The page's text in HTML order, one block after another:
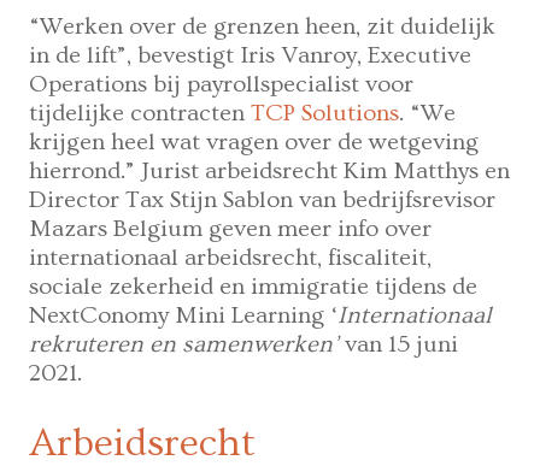
“Werken over de grenzen heen, zit duidelijk
in de lift”, bevestigt Iris Vanroy, Executive
Operations bij payrollspecialist voor
tijdelijke contractenTCP Solutions. “We
krijgen heel wat vragen over de wetgeving
hierrond.” Jurist arbeidsrecht Kim Matthys en
Director Tax Stijn Sablon van bedrijfsrevisor
Mazars Belgium geven meer info over
internationaal arbeidsrecht, fiscaliteit,
sociale zekerheid en immigratie tijdens de
NextConomy Mini Learning ‘Internationaal
rekruteren en samenwerken’van 15 juni
2021.
Arbeidsrecht